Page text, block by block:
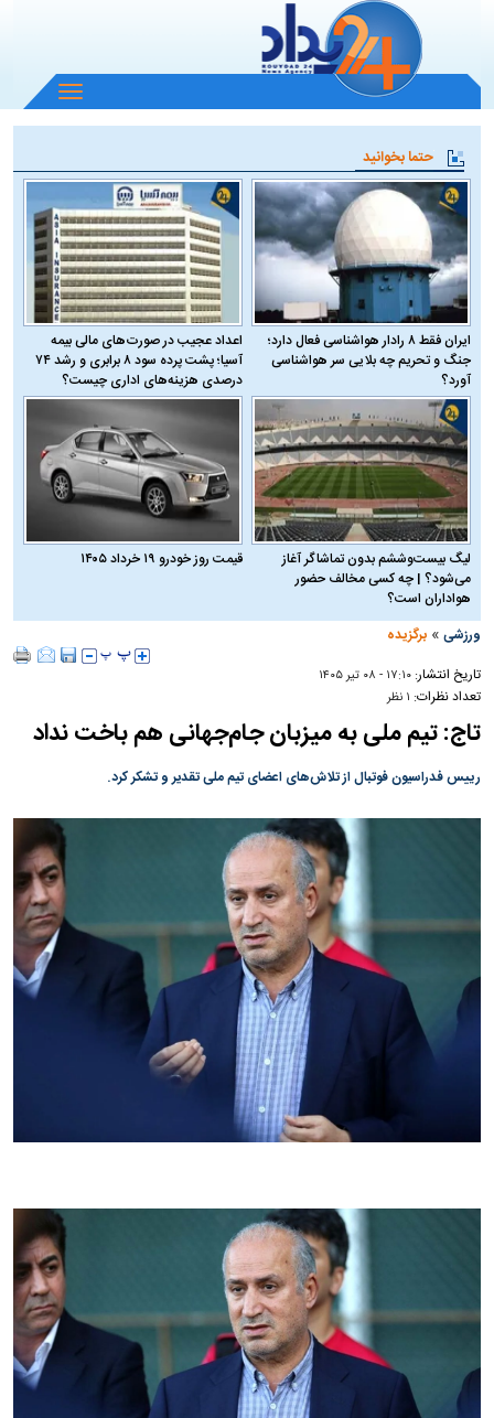
باز
و
منو
حتما بخوانید
ایران فقط ۸ رادار هواشناسی فعال دارد؛
جنگ و تحریم چه بلایی سر هواشناسی
آورد؟
اعداد عجیب در صورت‌های مالی بیمه
آسیا؛ پشت پرده سود ۸ برابری و رشد ۷۴
درصدی هزینه‌های اداری چیست؟
لیگ بیست‌وششم بدون تماشاگر آغاز
می‌شود؟ | چه کسی مخالف حضور
هواداران است؟
قیمت روز خودرو ۱۹ خرداد ۱۴۰۵
ورزشی »برگزیده
تاریخ انتشار:۱۷:۱۰ - ۰۸ تير ۱۴۰۵
تعداد نظرات: ۱ نظر
تاج: تیم ملی به میزبان جام‌جهانی هم باخت نداد
رییس فدراسیون فوتبال از تلاش‌های اعضای تیم ملی تقدیر و تشکر کرد.